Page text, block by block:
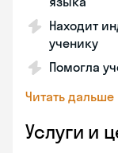
Находит
ученику
Помогла
Читать дальше
Услуги и